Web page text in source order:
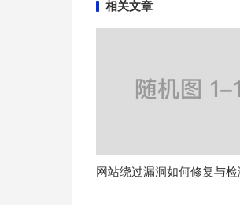
相关文章
网站绕过漏洞如何修复与检